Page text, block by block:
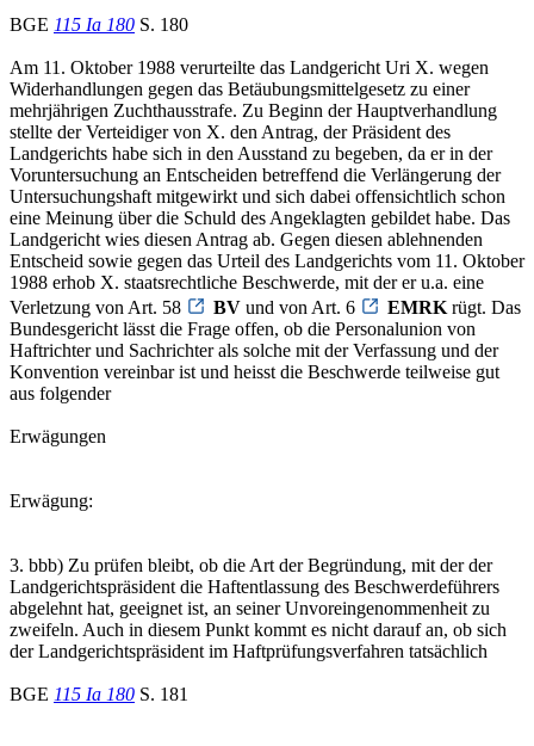
BGE 115 Ia 180 S. 180
Am 11. Oktober 1988 verurteilte das Landgericht Uri X. wegen
Widerhandlungen gegen das Betäubungsmittelgesetz zu einer
mehrjährigen Zuchthausstrafe. Zu Beginn der Hauptverhandlung
stellte der Verteidiger von X. den Antrag, der Präsident des
Landgerichts habe sich in den Ausstand zu begeben, da er in der
Voruntersuchung an Entscheiden betreffend die Verlängerung der
Untersuchungshaft mitgewirkt und sich dabei offensichtlich schon
eine Meinung über die Schuld des Angeklagten gebildet habe. Das
Landgericht wies diesen Antrag ab. Gegen diesen ablehnenden
Entscheid sowie gegen das Urteil des Landgerichts vom 11. Oktober
1988 erhob X. staatsrechtliche Beschwerde, mit der er u.a. eine
Verletzung von Art. 58
BV und von Art. 6 EMRK rügt. Das
Bundesgericht lässt die Frage offen, ob die Personalunion von
Haftrichter und Sachrichter als solche mit der Verfassung und der
Konvention vereinbar ist und heisst die Beschwerde teilweise gut
aus folgender
Erwägungen
Erwägung:
3. bbb) Zu prüfen bleibt, ob die Art der Begründung, mit der der
Landgerichtspräsident die Haftentlassung des Beschwerdeführers
abgelehnt hat, geeignet ist, an seiner Unvoreingenommenheit zu
zweifeln. Auch in diesem Punkt kommt es nicht darauf an, ob sich
der Landgerichtspräsident im Haftprüfungsverfahren tatsächlich
BGE 115 Ia 180 S. 181